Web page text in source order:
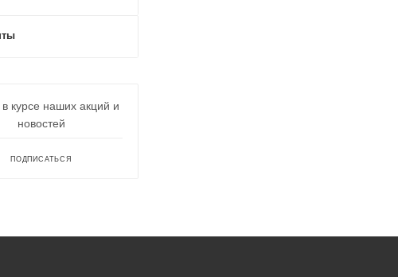
в курсе наших акций и
новостей
ПОДПИСАТЬСЯ